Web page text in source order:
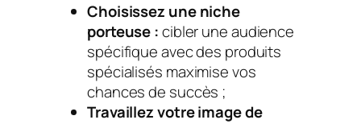
Choisissez une niche
porteuse :cibler une audience
spécifique avec des produits
spécialisés maximise vos
chances de succès ;
Travaillez votre image de